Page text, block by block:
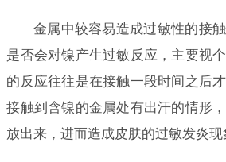
金属中较容易造成过敏性的接
是否会对镍产生过敏反应，主要视
的反应往往是在接触一段时间之后
接触到含镍的金属处有出汗的情形
放出来，进而造成皮肤的过敏发炎现